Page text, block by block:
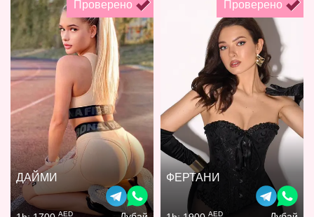
Проверено
ДАЙМИ
AED
Проверено
ФЕРТАНИ
AED